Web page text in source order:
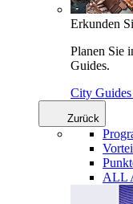
Erkunden
Planen Sie
Guides.
City Guides
Zurück
ALL